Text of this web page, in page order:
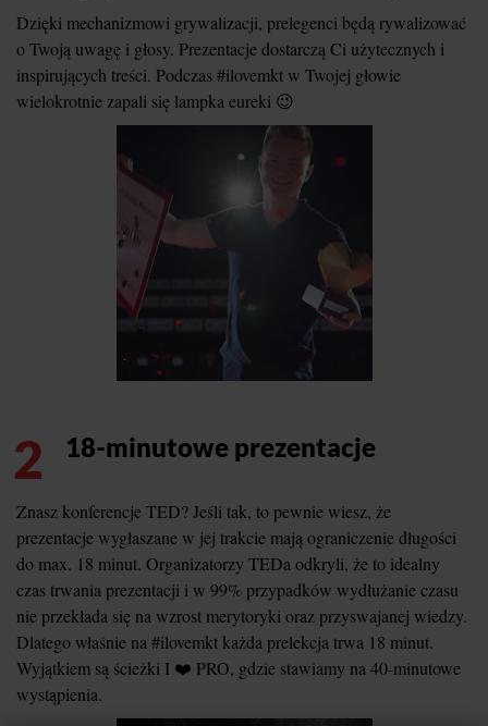
Dzięki mechanizmowi grywalizacji, prelegenci będą rywalizować
o Twoją uwagę i głosy. Prezentacje dostarczą Ci użytecznych i
inspirujących treści. Podczas #ilovemkt w Twojej głowie
wielokrotnie zapali się lampka eureki 😉
2 18-minutowe prezentacje
Znasz konferencje TED? Jeśli tak, to pewnie wiesz, że
prezentacje wygłaszane w jej trakcie mają ograniczenie długości
do max. 18 minut. Organizatorzy TEDa odkryli, że to idealny
czas trwania prezentacji i w 99% przypadków wydłużanie czasu
nie przekłada się na wzrost merytoryki oraz przyswajanej wiedzy.
Dlatego właśnie na #ilovemkt każda prelekcja trwa 18 minut.
Wyjątkiem są ścieżki I ❤️ PRO, gdzie stawiamy na 40-minutowe
wystąpienia.